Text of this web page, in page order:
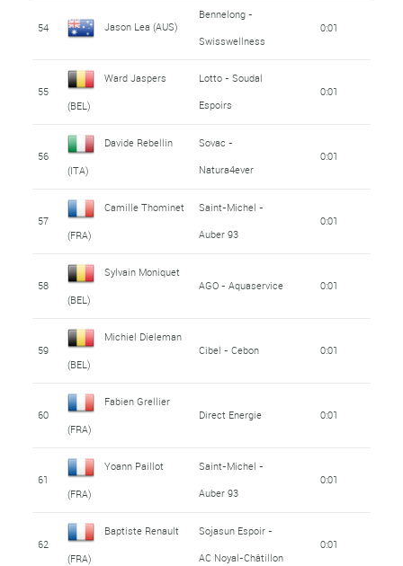
54 Jason Lea (AUS)
Bennelong -
Swisswellness
0:01
55
Ward Jaspers
(BEL)
Lotto - Soudal
Espoirs
0:01
56
Davide Rebellin
(ITA)
Sovac -
Natura4ever
0:01
57
Camille Thominet
(FRA)
Saint-Michel -
Auber 93
0:01
58
Sylvain Moniquet
(BEL)
AGO - Aquaservice 0:01
59
Michiel Dieleman
(BEL)
Cibel - Cebon 0:01
60
Fabien Grellier
(FRA)
Direct Energie 0:01
61
Yoann Paillot
(FRA)
Saint-Michel -
Auber 93
0:01
62
Baptiste Renault
(FRA)
Sojasun Espoir -
AC Noyal-Châtillon
0:01